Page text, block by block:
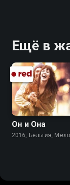
Ещё в
Он и Она
2016, Бельгия,